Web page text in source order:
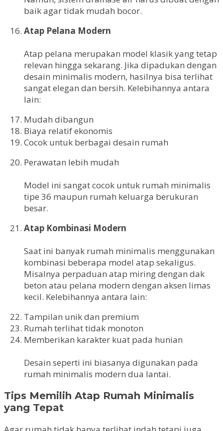
baik agar tidak mudah bocor.
Atap Pelana Modern
Atap pelana merupakan model klasik yang tetap
relevan hingga sekarang. Jika dipadukan dengan
desain minimalis modern, hasilnya bisa terlihat
sangat elegan dan bersih. Kelebihannya antara
lain:
Mudah dibangun
Biaya relatif ekonomis
Cocok untuk berbagai desain rumah
Perawatan lebih mudah
Model ini sangat cocok untuk rumah minimalis
tipe 36 maupun rumah keluarga berukuran
besar.
Atap Kombinasi Modern
Saat ini banyak rumah minimalis menggunakan
kombinasi beberapa model atap sekaligus.
Misalnya perpaduan atap miring dengan dak
beton atau pelana modern dengan aksen limas
kecil. Kelebihannya antara lain:
Tampilan unik dan premium
Rumah terlihat tidak monoton
Memberikan karakter kuat pada hunian
Desain seperti ini biasanya digunakan pada
rumah minimalis modern dua lantai.
Tips Memilih Atap Rumah Minimalis
yang Tepat